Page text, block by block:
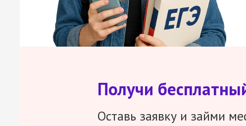
Получи
Оставь заявку и займи